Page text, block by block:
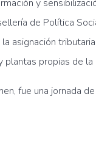
y
de Política
asignación
propias de la
fue una jornada